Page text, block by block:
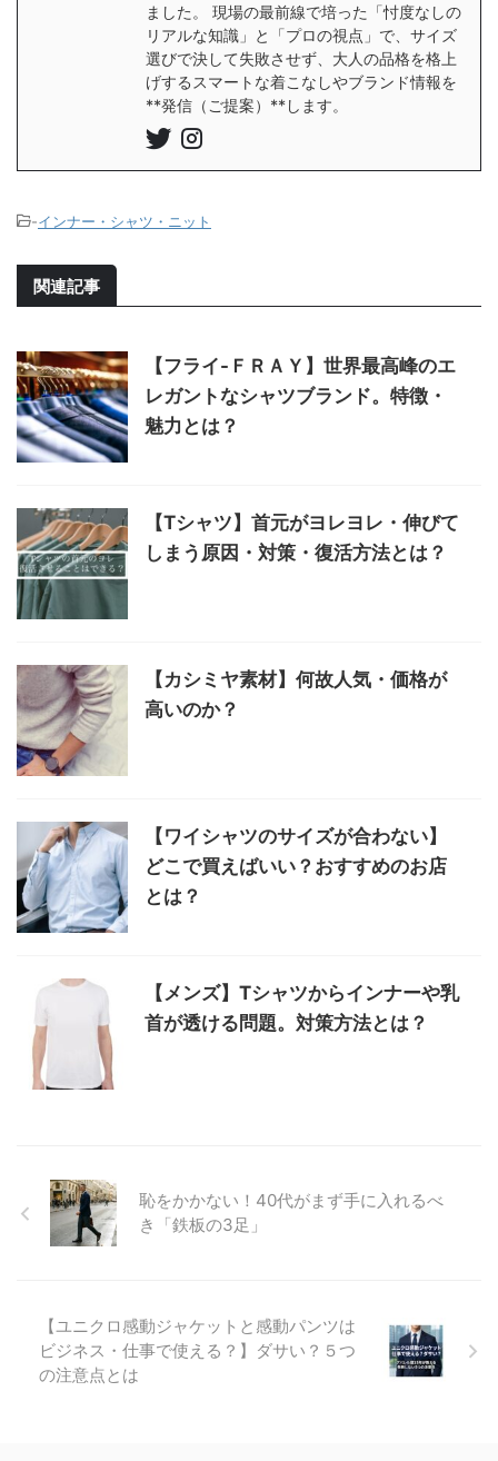
ました。 現場の最前線で培った「忖度なしの
リアルな知識」と「プロの視点」で、サイズ
選びで決して失敗させず、大人の品格を格上
げするスマートな着こなしやブランド情報を
**発信（ご提案）**します。
-インナー・シャツ・ニット
関連記事
【フライ-ＦＲＡＹ】世界最高峰のエ
レガントなシャツブランド。特徴・
魅力とは？
【Tシャツ】首元がヨレヨレ・伸びて
しまう原因・対策・復活方法とは？
【カシミヤ素材】何故人気・価格が
高いのか？
【ワイシャツのサイズが合わない】
どこで買えばいい？おすすめのお店
とは？
【メンズ】Tシャツからインナーや乳
首が透ける問題。対策方法とは？
恥をかかない！40代がまず手に入れるべ
き「鉄板の3足」
【ユニクロ感動ジャケットと感動パンツは
ビジネス・仕事で使える？】ダサい？５つ
の注意点とは